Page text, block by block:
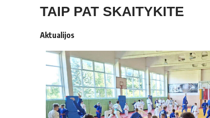
TAIP PAT SKAITYKITE
Aktualijos